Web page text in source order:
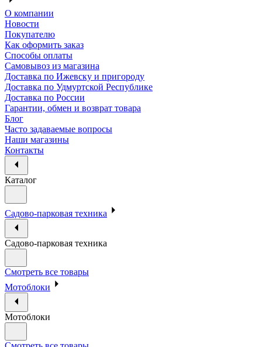
О компании
Новости
Покупателю
Как оформить заказ
Способы оплаты
Самовывоз из магазина
Доставка по Ижевску и пригороду
Доставка по Удмуртской Республике
Доставка по России
Гарантии, обмен и возврат товара
Блог
Часто задаваемые вопросы
Наши магазины
Контакты
Каталог
Садово-парковая техника
Садово-парковая техника
Смотреть все товары
Мотоблоки
Мотоблоки